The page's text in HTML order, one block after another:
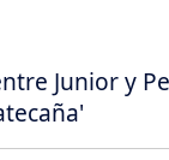
Junior y